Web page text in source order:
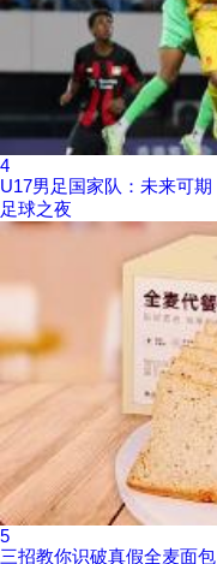
4
U17男足国家队：未来可期
足球之夜
5
三招教你识破真假全麦面包